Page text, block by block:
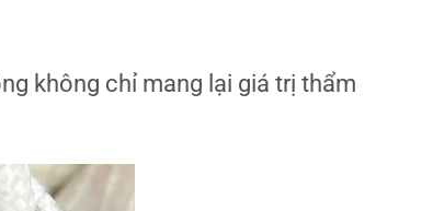
không chỉ mang lại giá trị thẩm